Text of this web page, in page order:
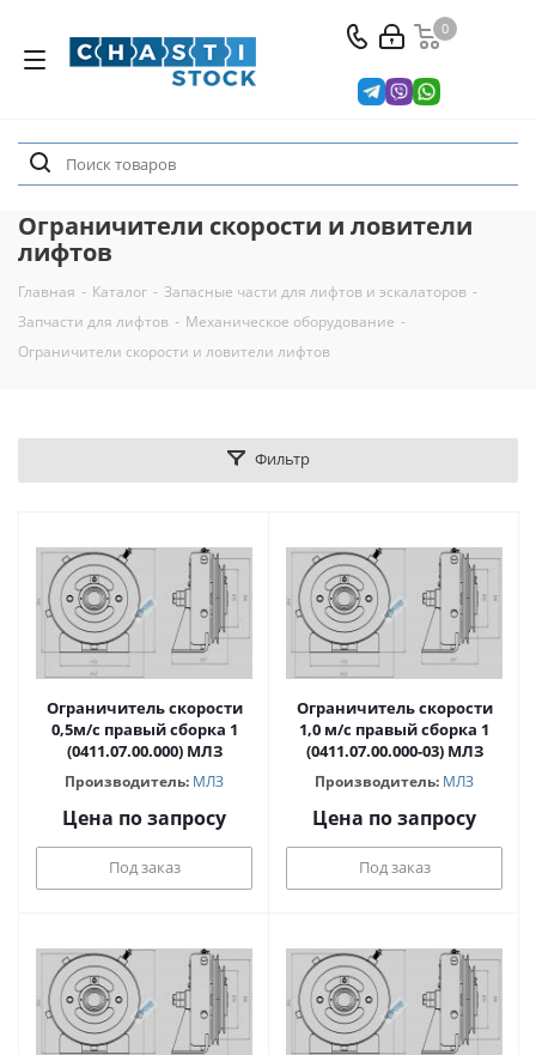
0
Ограничители скорости и ловители
лифтов
Главная - Каталог - Запасные части для лифтов и эскалаторов -
Запчасти для лифтов - Механическое оборудование -
Ограничители скорости и ловители лифтов
Фильтр
Ограничитель скорости
0,5м/с правый сборка 1
(0411.07.00.000) МЛЗ
Производитель: МЛЗ
Цена по запросу
Под заказ
Ограничитель скорости
1,0 м/с правый сборка 1
(0411.07.00.000-03) МЛЗ
Производитель: МЛЗ
Цена по запросу
Под заказ